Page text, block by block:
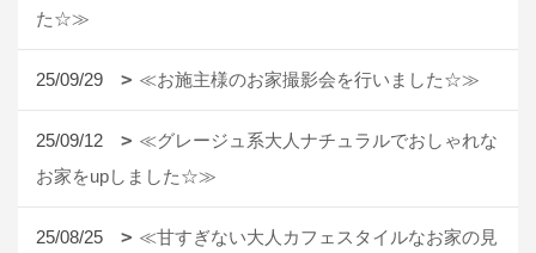
た☆≫
25/09/29 ≪お施主様のお家撮影会を行いました☆≫
25/09/12
≪グレージュ系大人ナチュラルでおしゃれな
お家をupしました☆≫
25/08/25
≪甘すぎない大人カフェスタイルなお家の見